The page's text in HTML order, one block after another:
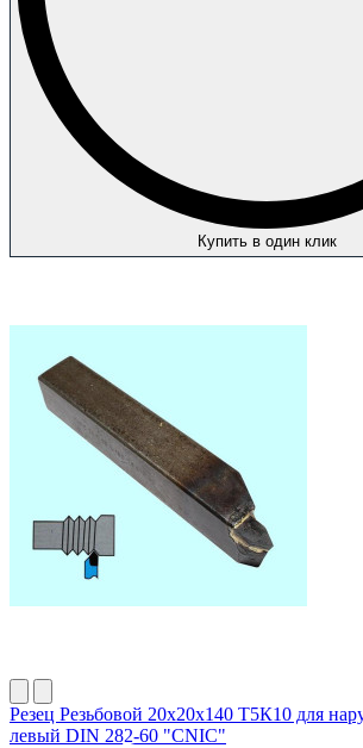
Купить в один клик
Резец Резьбовой 20х20х140 Т5К10 для
левый DIN 282-60 "CNIC"